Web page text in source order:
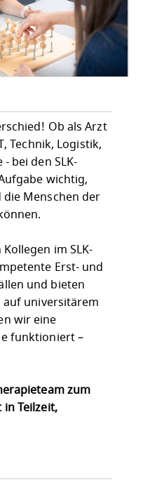
Ob als Arzt
Technik, Logistik,
bei den SLK-
wichtig,
Menschen der
im SLK-
Erst- und
und bieten
universitärem
wir eine
funktioniert –
zum
Teilzeit,